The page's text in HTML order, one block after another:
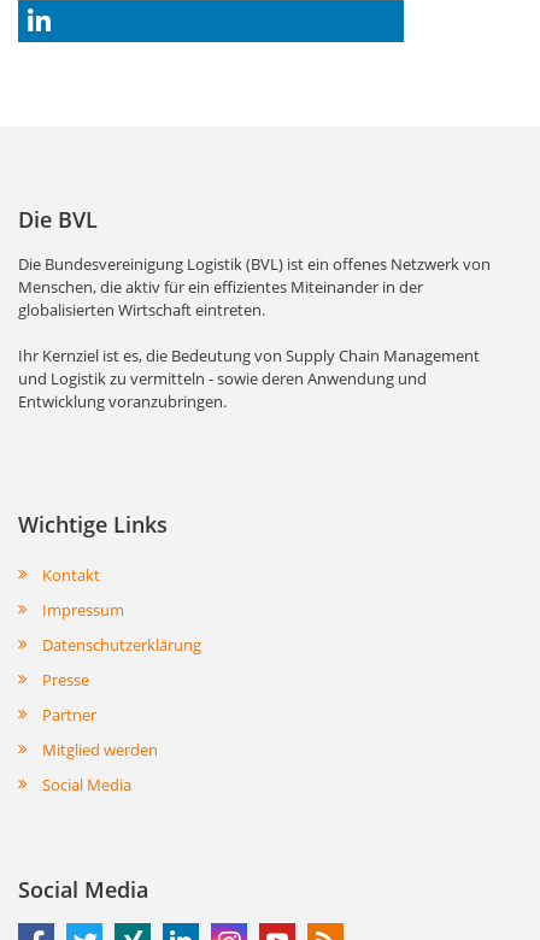
Die BVL
Die Bundesvereinigung Logistik (BVL) ist ein offenes Netzwerk von
Menschen, die aktiv für ein effizientes Miteinander in der
globalisierten Wirtschaft eintreten.
Ihr Kernziel ist es, die Bedeutung von Supply Chain Management
und Logistik zu vermitteln - sowie deren Anwendung und
Entwicklung voranzubringen.
Wichtige Links
Kontakt
Impressum
Datenschutzerklärung
Presse
Partner
Mitglied werden
Social Media
Social Media